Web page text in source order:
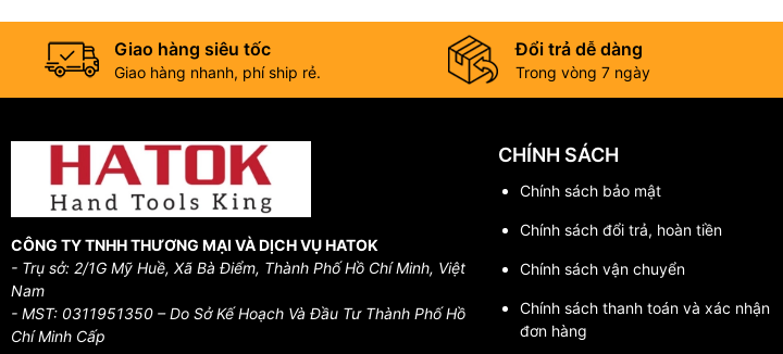
Giao hàng siêu tốc
Giao hàng nhanh, phí ship rẻ.
Đổi trả dễ dàng
Trong vòng 7 ngày
CÔNG TY TNHH THƯƠNG MẠI VÀ DỊCH VỤ HATOK
- Trụ sở: 2/1G Mỹ Huề, Xã Bà Điểm, Thành Phố Hồ Chí Minh, Việt
Nam
- MST: 0311951350 – Do Sở Kế Hoạch Và Đầu Tư Thành Phố Hồ
Chí Minh Cấp
CHÍNH SÁCH
Chính sách bảo mật
Chính sách đổi trả, hoàn tiền
Chính sách vận chuyển
Chính sách thanh toán và xác nhận
đơn hàng